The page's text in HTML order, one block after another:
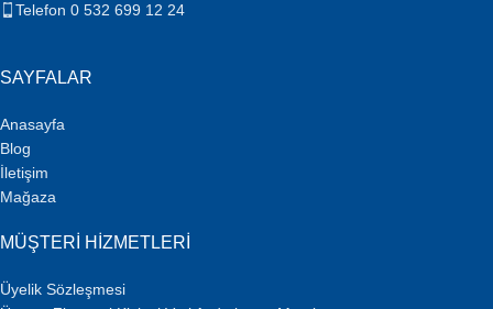
Telefon 0 532 699 12 24
SAYFALAR
Anasayfa
Blog
İletişim
Mağaza
MÜŞTERI HIZMETLERI
Üyelik Sözleşmesi